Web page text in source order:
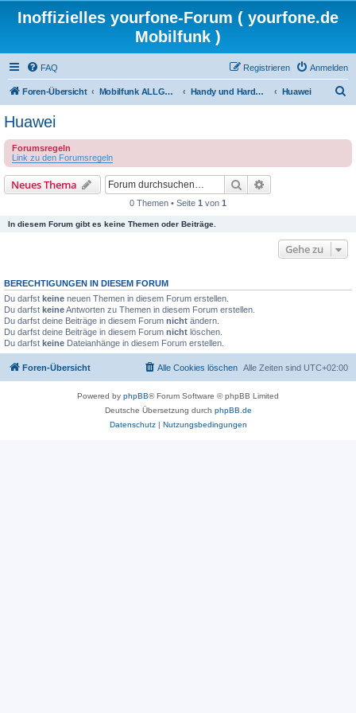
Inoffizielles yourfone-Forum ( yourfone.de
Mobilfunk )
FAQ Anmelden
Registrieren
Foren-Übersicht Mobilfunk ALLGEMEIN Handy und Hardware (Herstellerforen) Huawei
e
Huawei
Forumsregeln
Link zu den Forumsregeln
Neues Thema Suche
0 Themen • Seite 1 von 1
In diesem Forum gibt es keine Themen oder Beiträge.
Gehe zu
BERECHTIGUNGEN IN DIESEM FORUM
Du darfst keine neuen Themen in diesem Forum erstellen.
Du darfst keineAntworten zu Themen in diesem Forum erstellen.
Du darfst deine Beiträge in diesem Forum nicht ändern.
Du darfst deine Beiträge in diesem Forum nicht löschen.
Du darfst keine Dateianhänge in diesem Forum erstellen.
Foren-Übersicht Alle Zeiten sind UTC+02:00
Alle Cookies löschen
Powered by phpBB® Forum Software © phpBB Limited
Deutsche Übersetzung durch phpBB.de
Datenschutz| Nutzungsbedingungen